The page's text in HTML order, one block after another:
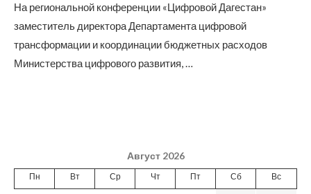
На региональной конференции «Цифровой Дагестан»
заместитель директора Департамента цифровой
трансформации и координации бюджетных расходов
Министерства цифрового развития, …
Август 2026
Пн Вт Ср Чт Пт Сб Вс